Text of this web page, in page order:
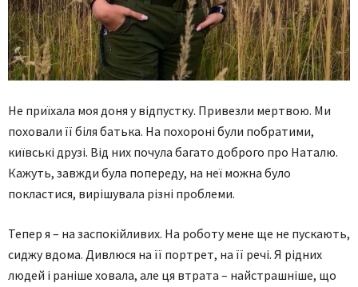
Не приїхала моя доня у відпустку. Привезли мертвою. Ми
поховали її біля батька. На похороні були побратими,
київські друзі. Від них почула багато доброго про Наталю.
Кажуть, завжди була попереду, на неї можна було
покластися, вирішувала різні проблеми.
Тепер я – на заспокійливих. На роботу мене ще не пускають,
сиджу вдома. Дивлюся на її портрет, на її речі. Я рідних
людей і раніше ховала, але ця втрата – найстрашніше, що